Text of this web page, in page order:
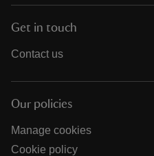
Get in touch
Contact us
Our policies
Manage cookies
Cookie policy